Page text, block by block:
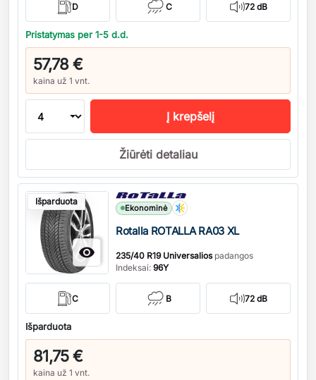
D C 72 dB
Pristatymas per 1-5 d.d.
57,78 €
kaina už 1 vnt.
Į krepšelį
Žiūrėti detaliau
Išparduota

Ekonominė
Rotalla ROTALLA RA03 XL
235/40 R19 Universaliospadangos
Indeksai: 96Y
C B 72 dB
Išparduota
81,75 €
kaina už 1 vnt.
Kiekis